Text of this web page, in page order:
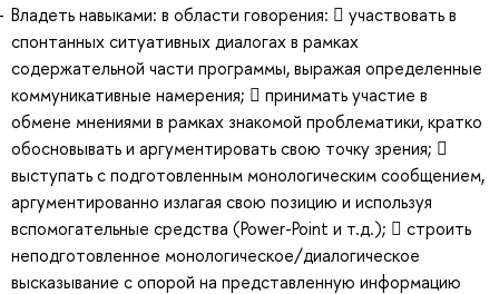
Владеть навыками: в области говорения:  участвовать в
спонтанных ситуативных диалогах в рамках
содержательной части программы, выражая определенные
коммуникативные намерения;  принимать участие в
обмене мнениями в рамках знакомой проблематики, кратко
обосновывать и аргументировать свою точку зрения; 
выступать с подготовленным монологическим сообщением,
аргументированно излагая свою позицию и используя
вспомогательные средства (Power-Point и т.д.);  строить
неподготовленное монологическое/диалогическое
высказывание с опорой на представленную информацию